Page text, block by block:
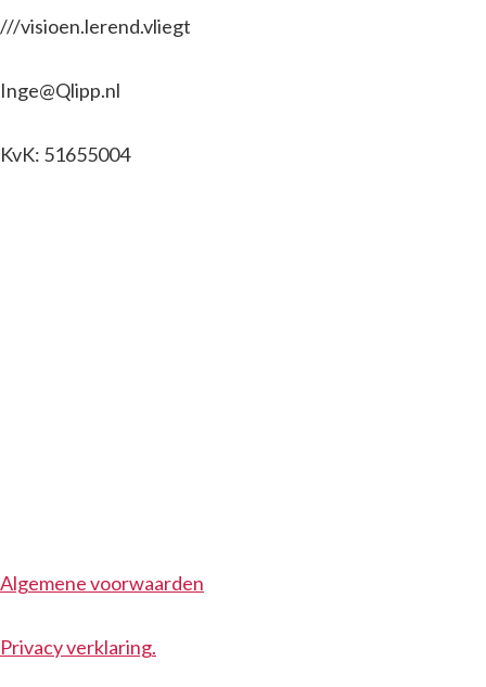
///visioen.lerend.vliegt
Inge@Qlipp.nl
KvK: 51655004
Algemene voorwaarden
Privacy verklaring.